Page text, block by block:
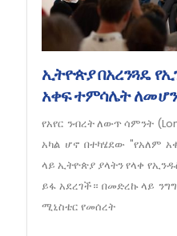
ኢትዮጵያ በአረንጓዴ
አቀፍ ተምሳሌት
የአየር ንብረት ለውጥ ሳምንት
አካል ሆኖ በተካሄደው "የአለም
ላይ ኢትዮጵያ ያላትን የላቀ
ይፋ አደረገች። በመድረኩ ላይ
ሚኒስቴር የመሰረት